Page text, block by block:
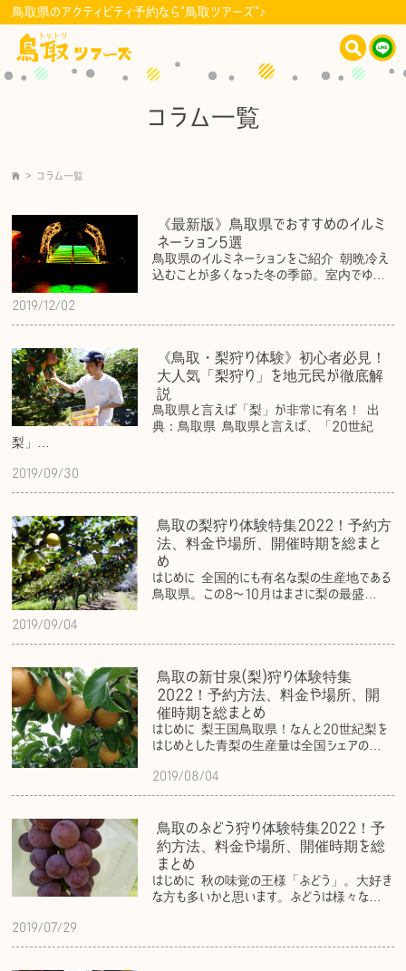
鳥取県のアクティビティ予約なら"鳥取ツアーズ"♪
コラム一覧
> コラム一覧
《最新版》鳥取県でおすすめのイルミ
ネーション5選
鳥取県のイルミネーションをご紹介 朝晩冷え
込むことが多くなった冬の季節。室内でゆ…
2019/12/02
《鳥取・梨狩り体験》初心者必見！
大人気「梨狩り」を地元民が徹底解
説
鳥取県と言えば「梨」が非常に有名！ 出
典：鳥取県 鳥取県と言えば、「20世紀
梨」…
2019/09/30
鳥取の梨狩り体験特集2022！予約方
法、料金や場所、開催時期を総まと
め
はじめに 全国的にも有名な梨の生産地である
鳥取県。この8〜10月はまさに梨の最盛…
2019/09/04
鳥取の新甘泉(梨)狩り体験特集
2022！予約方法、料金や場所、開
催時期を総まとめ
はじめに 梨王国鳥取県！なんと20世紀梨を
はじめとした青梨の生産量は全国シェアの…
2019/08/04
鳥取のぶどう狩り体験特集2022！予
約方法、料金や場所、開催時期を総
まとめ
はじめに 秋の味覚の王様「ぶどう」。大好き
な方も多いかと思います。ぶどうは様々な…
2019/07/29